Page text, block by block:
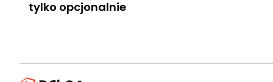
tylko opcjonalnie